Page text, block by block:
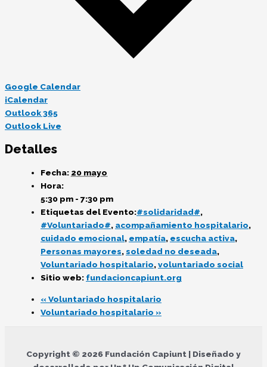
Google Calendar
iCalendar
Outlook 365
Outlook Live
Detalles
Fecha: 20 mayo
Hora:
5:30 pm - 7:30 pm
Etiquetas del Evento:#solidaridad#,
#Voluntariado#, acompañamiento hospitalario,
cuidado emocional, empatía, escucha activa,
Personas mayores,soledad no deseada,
Voluntariado hospitalario,voluntariado social
Sitio web: fundacioncapiunt.org
« Voluntariado hospitalario
Voluntariado hospitalario »
Copyright © 2026 Fundación Capiunt | Diseñado y